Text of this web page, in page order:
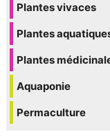
Plantes vivaces
Plantes
Plantes
Aquaponie
Permaculture